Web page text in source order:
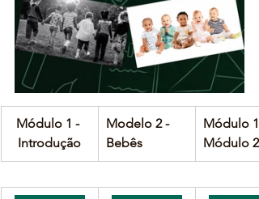
Módulo 1 -
Introdução
Modelo 2 -
Bebês
Módulo 1
Módulo 2